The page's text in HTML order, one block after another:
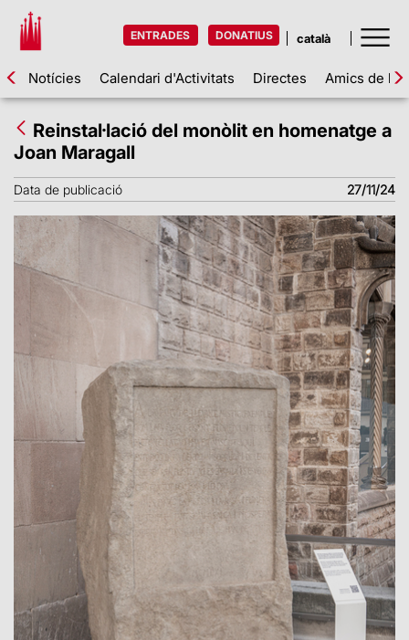
ENTRADES DONATIUS
Notícies Calendari d'Activitats Directes Amics de la
Reinstal·lació del monòlit en homenatge a
Joan Maragall
Data de publicació 27/11/24